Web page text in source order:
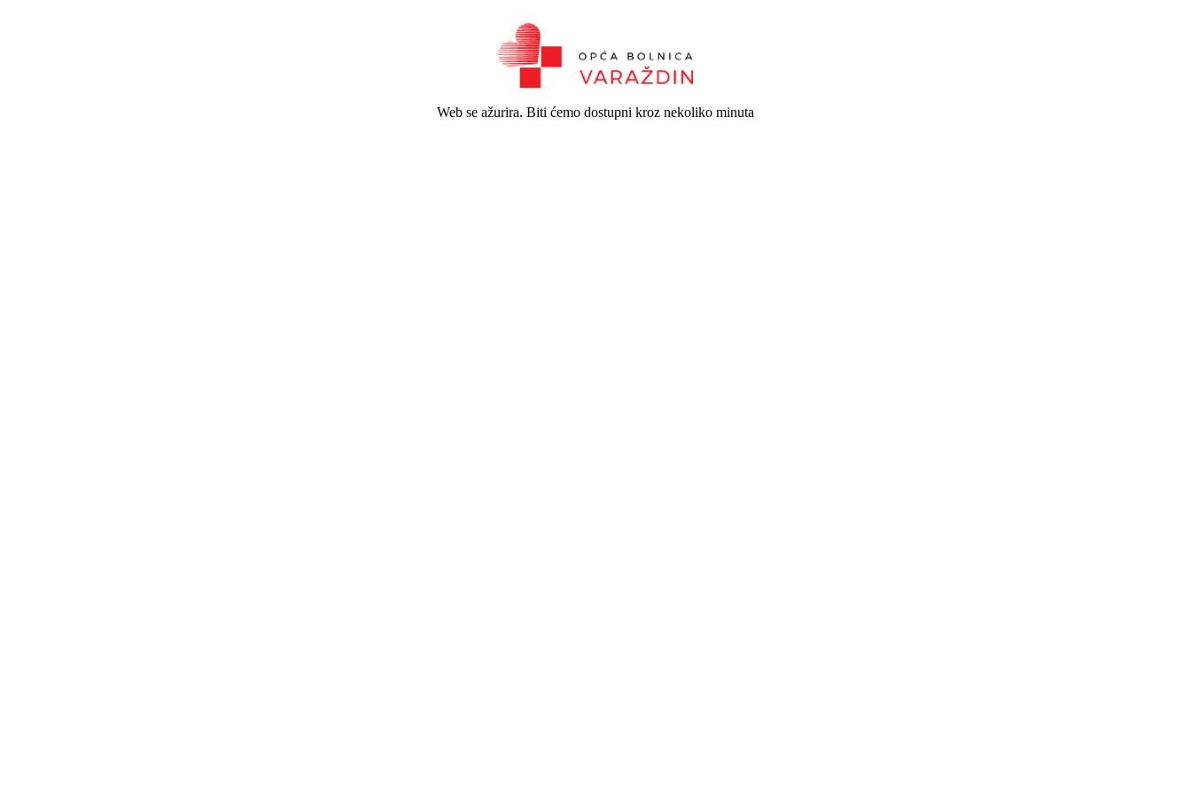
Web se ažurira. Biti ćemo dostupni kroz nekoliko minuta